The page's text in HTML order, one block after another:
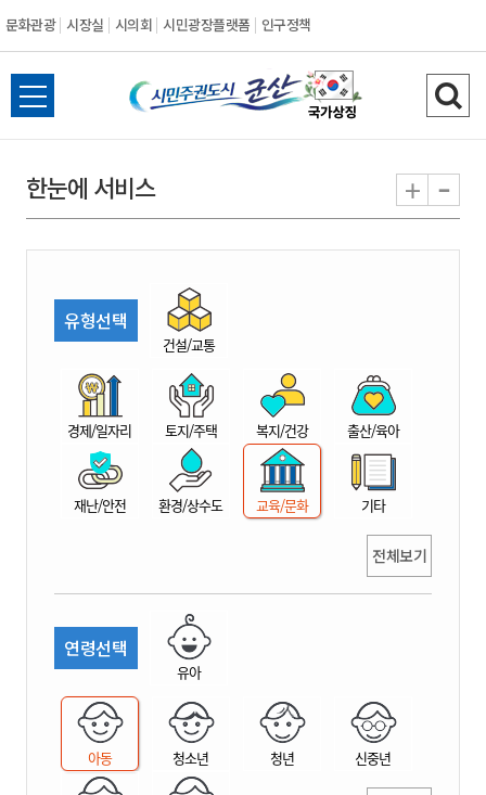
문화관광 시장실 시의회 시민광장플랫폼 인구정책
시
민
권
시
산
전
체
뉴
열
검
색
기
한눈에 서비스 + -
유형선택
건설/교통
경제/일자리 토지/주택 복지/건강 출산/육아
재난/안전 환경/상수도 교육/문화 기타
전체보기
연령선택
유아
아동 청소년 청년 신중년